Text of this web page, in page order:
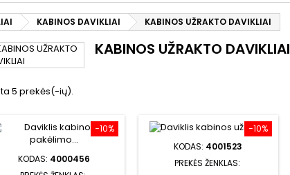
KABINOS DAVIKLIAI KABINOS UŽRAKTO DAVIKLIAI
KABINOS UŽRAKTO DAVIKLIAI
5 prekės(-ių).
−10%
KODAS: 4000456
−10%
KODAS: 4001523
PREKĖS ŽENKLAS: